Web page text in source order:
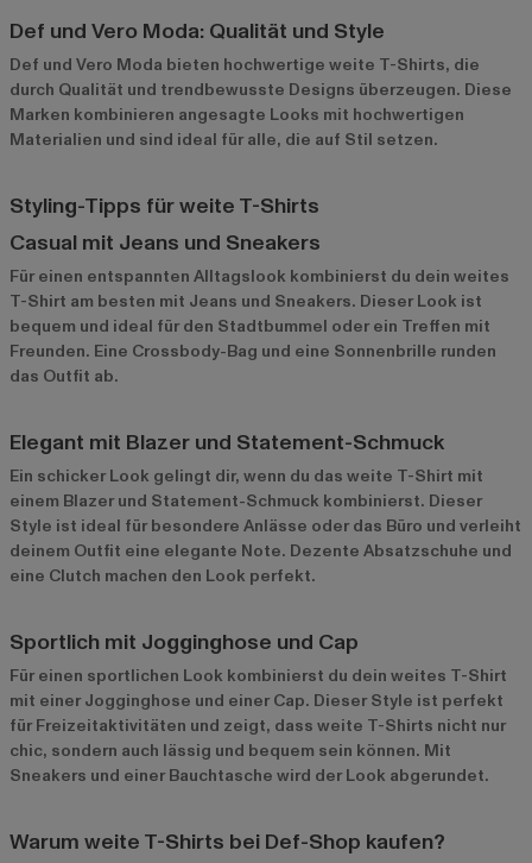
Def und Vero Moda: Qualität und Style
Def und Vero Moda bieten hochwertige weite T-Shirts, die
durch Qualität und trendbewusste Designs überzeugen. Diese
Marken kombinieren angesagte Looks mit hochwertigen
Materialien und sind ideal für alle, die auf Stil setzen.
Styling-Tipps für weite T-Shirts
Casual mit Jeans und Sneakers
Für einen entspannten Alltagslook kombinierst du dein weites
T-Shirt am besten mit Jeans und Sneakers. Dieser Look ist
bequem und ideal für den Stadtbummel oder ein Treffen mit
Freunden. Eine Crossbody-Bag und eine Sonnenbrille runden
das Outfit ab.
Elegant mit Blazer und Statement-Schmuck
Ein schicker Look gelingt dir, wenn du das weite T-Shirt mit
einem Blazer und Statement-Schmuck kombinierst. Dieser
Style ist ideal für besondere Anlässe oder das Büro und verleiht
deinem Outfit eine elegante Note. Dezente Absatzschuhe und
eine Clutch machen den Look perfekt.
Sportlich mit Jogginghose und Cap
Für einen sportlichen Look kombinierst du dein weites T-Shirt
mit einer Jogginghose und einer Cap. Dieser Style ist perfekt
für Freizeitaktivitäten und zeigt, dass weite T-Shirts nicht nur
chic, sondern auch lässig und bequem sein können. Mit
Sneakers und einer Bauchtasche wird der Look abgerundet.
Warum weite T-Shirts bei Def-Shop kaufen?